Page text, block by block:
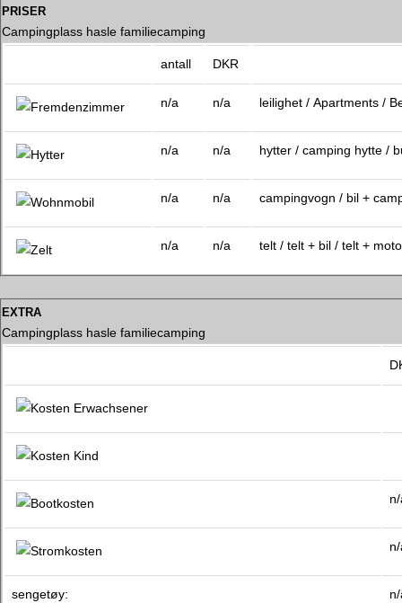
priser
Campingplass hasle familiecamping
antall DKR
n/a n/a leilighet / Apartments /
n/a n/a hytter / camping hytte /
n/a n/a campingvogn / bil +
n/a n/a telt / telt + bil / telt +
extra
Campingplass hasle familiecamping
sengetøy: